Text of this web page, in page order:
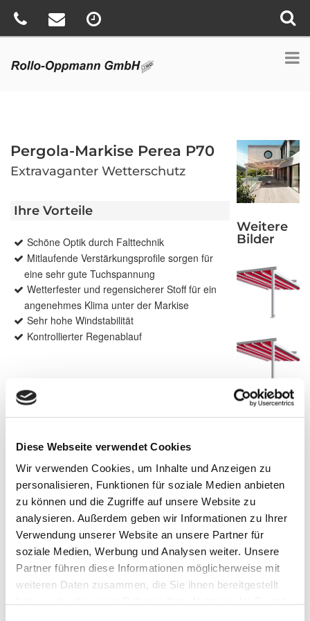
Diese Webseite verwendet Cookies
Wir verwenden Cookies, um Inhalte und Anzeigen zu
personalisieren, Funktionen für soziale Medien anbieten
zu können und die Zugriffe auf unsere Website zu
analysieren. Außerdem geben wir Informationen zu Ihrer
Verwendung unserer Website an unsere Partner für
soziale Medien, Werbung und Analysen weiter. Unsere
Partner führen diese Informationen möglicherweise mit
weiteren Daten zusammen, die Sie ihnen bereitgestellt
Pergola-Markise Perea P70
Extravaganter Wetterschutz
Ihre Vorteile
Schöne Optik durch Falttechnik
Mitlaufende Verstärkungsprofile sorgen für
eine sehr gute Tuchspannung
Wetterfester und regensicherer Stoff für ein
angenehmes Klima unter der Markise
Sehr hohe Windstabilität
Kontrollierter Regenablauf
Produktdetails
max. Ausfall: 6.000 mm
max. Fläche: 36 m²
Antrieb: Motor
Farbe: Pulverbeschichtet gem. WAREMA
Farbwelt
Markisentuch: Soltis W96
Montage: Wandmontage
Weitere
Bilder